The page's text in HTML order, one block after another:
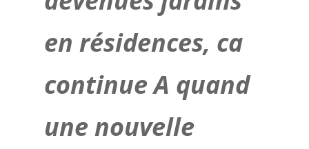
en résidences, ca
continue A quand
une nouvelle